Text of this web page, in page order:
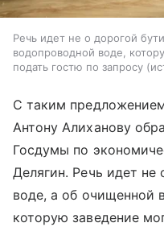
Речь идет не о дорогой
водопроводной воде,
подать гостю по запросу
С таким
Антону Алиханову
Госдумы по
Делягин. Речь идет не
воде, а об очищенной
которую заведение